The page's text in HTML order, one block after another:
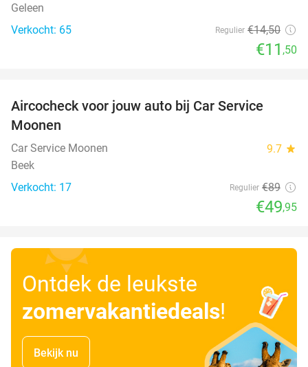
Geleen
Verkocht: 65
Regulier €14,50
€11 ,50
Aircocheck voor jouw auto bij Car Service
Moonen
Car Service Moonen 9.7 star
Beek
Verkocht: 17
Regulier €89
€49,95
Ontdek de leukste
zomervakantiedeals!
Bekijk nu